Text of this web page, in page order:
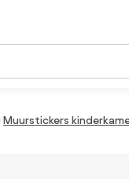
Muurstickers